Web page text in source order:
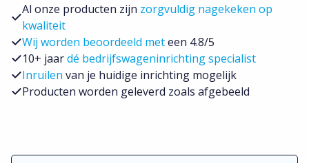
Al onze producten zijn zorgvuldig nagekeken op
kwaliteit
Wij worden beoordeeld meteen 4.8/5
10+ jaardé bedrijfswageninrichting specialist
Inruilen van je huidige inrichting mogelijk
Producten worden geleverd zoals afgebeeld